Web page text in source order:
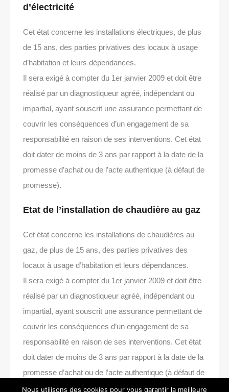
d’électricité
Cet état concerne les installations électriques, de plus
de 15 ans, des parties privatives des locaux à usage
d’habitation et leurs dépendances.
Il sera exigé à compter du 1er janvier 2009 et doit être
réalisé par un diagnostiqueur agréé, indépendant ou
impartial, ayant souscrit une assurance permettant de
couvrir les conséquences d’un engagement de sa
responsabilité en raison de ses interventions. Cet état
doit dater de moins de 3 ans par rapport à la date de la
promesse d’achat ou de l’acte authentique (à défaut de
promesse).
Etat de l’installation de chaudière au gaz
Cet état concerne les installations de chaudières au
gaz, de plus de 15 ans, des parties privatives des
locaux à usage d’habitation et leurs dépendances.
Il sera exigé à compter du 1er janvier 2009 et doit être
réalisé par un diagnostiqueur agréé, indépendant ou
impartial, ayant souscrit une assurance permettant de
couvrir les conséquences d’un engagement de sa
responsabilité en raison de ses interventions. Cet état
doit dater de moins de 3 ans par rapport à la date de la
promesse d’achat ou de l’acte authentique (à défaut de
promesse).
Nous utilisons des cookies pour vous garantir la meilleure